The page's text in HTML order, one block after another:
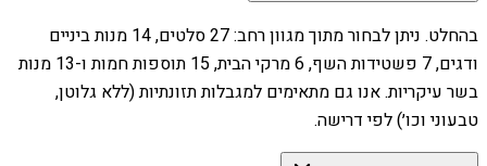
בהחלט. ניתן לבחור מתוך מגוון רחב: 27 סלטים, 14 מנות ביניים
ודגים, 7 פשטידות השף, 6 מרקי הבית, 15 תוספות חמות ו-13 מנות
בשר עיקריות. אנו גם מתאימים למגבלות תזונתיות (ללא גלוטן,
טבעוני וכו׳) לפי דרישה.